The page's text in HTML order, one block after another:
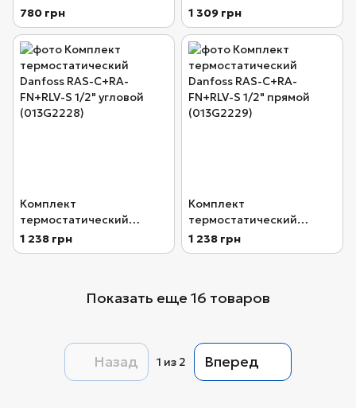
радиатора угловой
(013G5143)
780 грн
радиаторов Danfoss RAS-
C+RLV-KS, заднее
подключение (013G5278)
1 309 грн
Комплект
термостатический
Danfoss RAS-C+RA-
FN+RLV-S 1/2" угловой
1 238 грн
Комплект
термостатический
Danfoss RAS-C+RA-
FN+RLV-S 1/2" прямой
1 238 грн
Показать еще 16 товаров
Назад 1 из 2 Вперед